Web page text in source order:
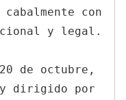
con
y legal.
de octubre,
y dirigido por